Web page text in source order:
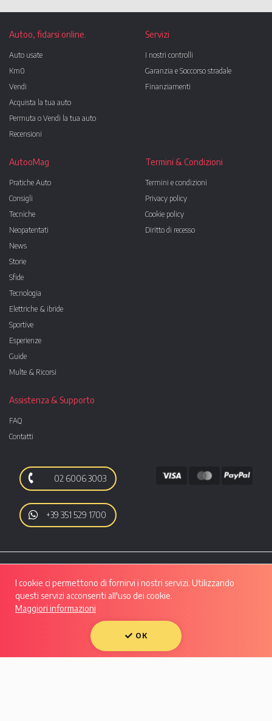
Autoo, fidarsi online.
Auto usate
Km0
Vendi
Acquista la tua auto
Permuta o Vendi la tua auto
Recensioni
Servizi
I nostri controlli
Garanzia e Soccorso stradale
Finanziamenti
AutooMag
Pratiche Auto
Consigli
Tecniche
Neopatentati
News
Storie
Sfide
Tecnologia
Elettriche & ibride
Sportive
Esperienze
Guide
Multe & Ricorsi
Termini & Condizioni
Termini e condizioni
Privacy policy
Cookie policy
Diritto di recesso
Assistenza & Supporto
FAQ
Contatti
02 6006 3003
+39 351 529 1700
Autoo srl | Viale Luigi Majno, 28 - CAP 20129, MILANO | P.IVA: 10133550961 |
REA: MI - 2508280 | Capitale Sociale: Euro 50.607,29 i.v.
I cookie ci permettono di fornirvi i nostri servizi. Utilizzando
questi servizi acconsenti all'uso dei cookie.
Maggiori informazioni
OK